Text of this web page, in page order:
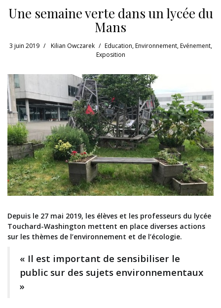
Une semaine verte dans un lycée du
Mans
3 juin 2019 Kilian Owczarek Education,Environnement,Evénement,
Exposition
Depuis le 27 mai 2019, les élèves et les professeurs du lycée
Touchard-Washington mettent en place diverses actions
sur les thèmes de l’environnement et de l’écologie.
« Il est important de sensibiliser le
public sur des sujets environnementaux
»